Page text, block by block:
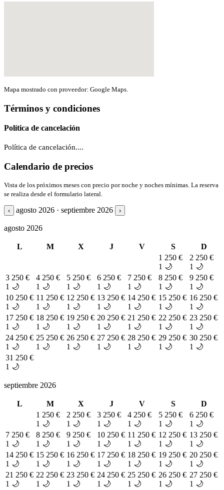
Mapa mostrado con proveedor: Google Maps.
Términos y condiciones
Política de cancelación
Política de cancelación....
Calendario de precios
Vista de los próximos meses con precio por noche y noches mínimas. La reserva
se realiza desde el formulario lateral.
‹ agosto 2026 · septiembre 2026 ›
agosto 2026
L M X J V S
D
1 250 €
1 🌙
2 250 €
1 🌙
3 250 €
1 🌙
4 250 €
1 🌙
5 250 €
1 🌙
6 250 €
1 🌙
7 250 €
1 🌙
8 250 €
1 🌙
9 250 €
1 🌙
10 250 €
1 🌙
11 250 €
1 🌙
12 250 €
1 🌙
13 250 €
1 🌙
14 250 €
1 🌙
15 250 €
1 🌙
16 250 €
1 🌙
17 250 €
1 🌙
18 250 €
1 🌙
19 250 €
1 🌙
20 250 €
1 🌙
21 250 €
1 🌙
22 250 €
1 🌙
23 250 €
1 🌙
24 250 €
1 🌙
25 250 €
1 🌙
26 250 €
1 🌙
27 250 €
1 🌙
28 250 €
1 🌙
29 250 €
1 🌙
30 250 €
1 🌙
31 250 €
1 🌙
septiembre 2026
L M X J V S
D
1 250 €
1 🌙
2 250 €
1 🌙
3 250 €
1 🌙
4 250 €
1 🌙
5 250 €
1 🌙
6 250 €
1 🌙
7 250 €
1 🌙
8 250 €
1 🌙
9 250 €
1 🌙
10 250 €
1 🌙
11 250 €
1 🌙
12 250 €
1 🌙
13 250 €
1 🌙
14 250 €
1 🌙
15 250 €
1 🌙
16 250 €
1 🌙
17 250 €
1 🌙
18 250 €
1 🌙
19 250 €
1 🌙
20 250 €
1 🌙
21 250 €
1 🌙
22 250 €
1 🌙
23 250 €
1 🌙
24 250 €
1 🌙
25 250 €
1 🌙
26 250 €
1 🌙
27 250 €
1 🌙